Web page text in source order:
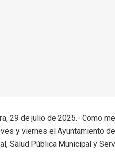
29 de julio de 2025.- Como
y viernes el Ayuntamiento
Salud Pública Municipal y